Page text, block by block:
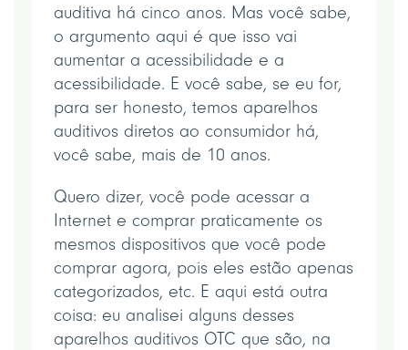
auditiva há cinco anos. Mas você sabe,
o argumento aqui é que isso vai
aumentar a acessibilidade e a
acessibilidade. E você sabe, se eu for,
para ser honesto, temos aparelhos
auditivos diretos ao consumidor há,
você sabe, mais de 10 anos.
Quero dizer, você pode acessar a
Internet e comprar praticamente os
mesmos dispositivos que você pode
comprar agora, pois eles estão apenas
categorizados, etc. E aqui está outra
coisa: eu analisei alguns desses
aparelhos auditivos OTC que são, na